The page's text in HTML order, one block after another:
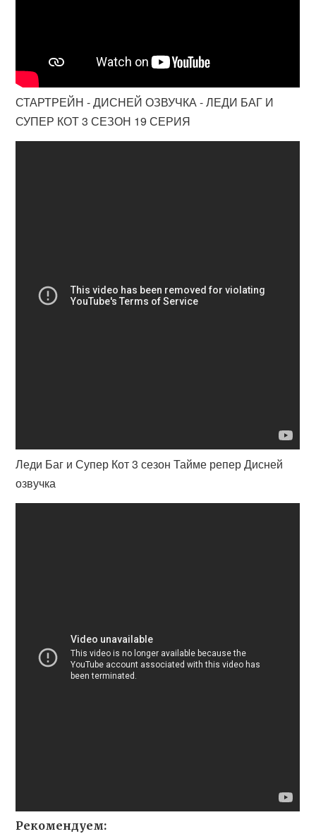
СТАРТРЕЙН - ДИСНЕЙ ОЗВУЧКА - ЛЕДИ БАГ И
СУПЕР КОТ 3 СЕЗОН 19 СЕРИЯ
Леди Баг и Супер Кот 3 сезон Тайме репер Дисней
озвучка
Рекомендуем: